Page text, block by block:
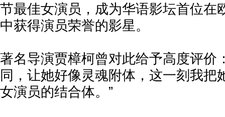
节最佳女演员，成为华语影坛首位在
中获得演员荣誉的影星。
著名导演贾樟柯曾对此给予高度评价
同，让她好像灵魂附体，这一刻我把
女演员的结合体。”